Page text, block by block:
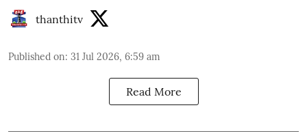
thanthitv
Published on: 31 Jul 2026, 6:59 am
Read More